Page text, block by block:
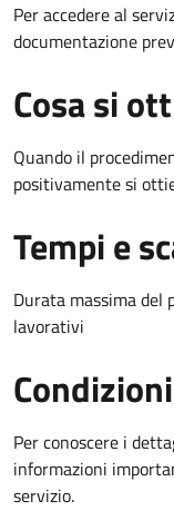
Per accedere al
documentazione
Cosa si
Quando il
positivamente si
Tempi e
Durata massima
lavorativi
Per conoscere i
informazioni
servizio.